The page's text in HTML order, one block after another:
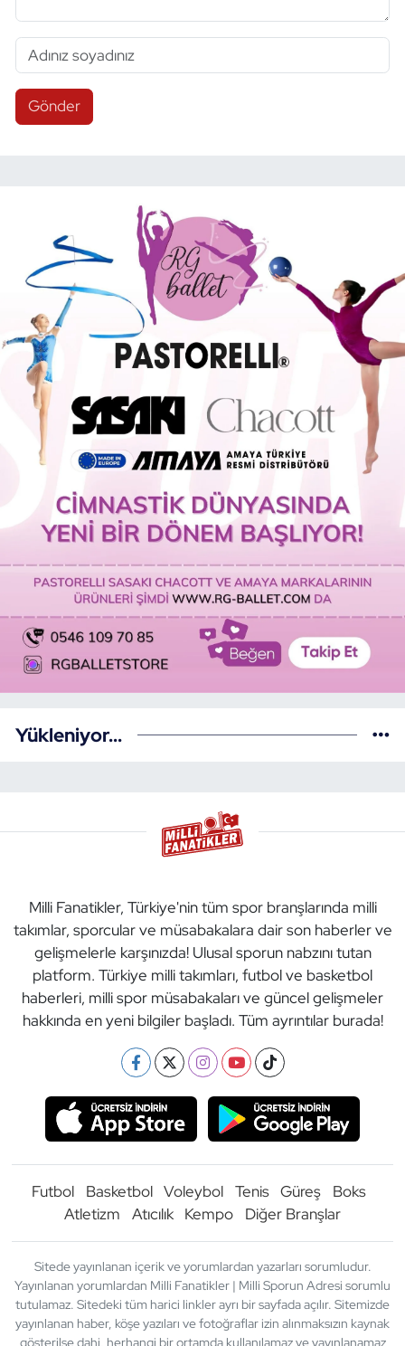
Gönder
Yükleniyor...
Milli Fanatikler, Türkiye'nin tüm spor branşlarında milli
takımlar, sporcular ve müsabakalara dair son haberler ve
gelişmelerle karşınızda! Ulusal sporun nabzını tutan
platform. Türkiye milli takımları, futbol ve basketbol
haberleri, milli spor müsabakaları ve güncel gelişmeler
hakkında en yeni bilgiler başladı. Tüm ayrıntılar burada!
Futbol Basketbol Voleybol Tenis Güreş
Boks
Atletizm
Atıcılık Kempo Diğer Branşlar
Sitede yayınlanan içerik ve yorumlardan yazarları sorumludur.
Yayınlanan yorumlardan Milli Fanatikler | Milli Sporun Adresi sorumlu
tutulamaz. Sitedeki tüm harici linkler ayrı bir sayfada açılır. Sitemizde
yayınlanan haber, köşe yazıları ve fotoğraflar izin alınmaksızın kaynak
gösterilse dahi, herhangi bir ortamda kullanılamaz ve yayınlanamaz